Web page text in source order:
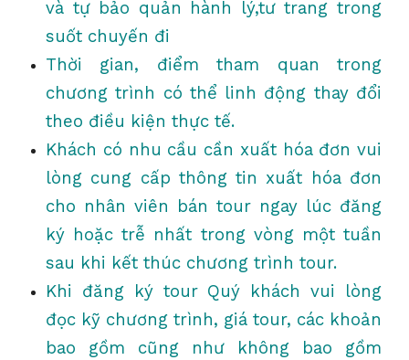
và tự bảo quản hành lý,tư trang trong
suốt chuyến đi
Thời gian, điểm tham quan trong
chương trình có thể linh động thay đổi
theo điều kiện thực tế.
Khách có nhu cầu cần xuất hóa đơn vui
lòng cung cấp thông tin xuất hóa đơn
cho nhân viên bán tour ngay lúc đăng
ký hoặc trễ nhất trong vòng một tuần
sau khi kết thúc chương trình tour.
Khi đăng ký tour Quý khách vui lòng
đọc kỹ chương trình, giá tour, các khoản
bao gồm cũng như không bao gồm